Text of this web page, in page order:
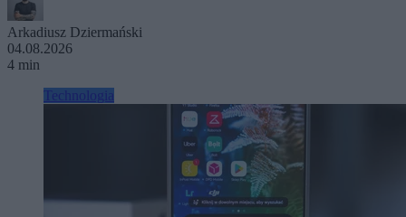
Arkadiusz Dziermański
04.08.2026
4 min
Technologia